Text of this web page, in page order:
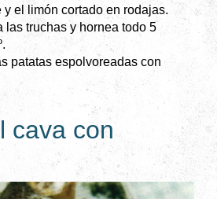
y el limón cortado en rodajas.
las truchas y hornea todo 5
patatas espolvoreadas con
cava con